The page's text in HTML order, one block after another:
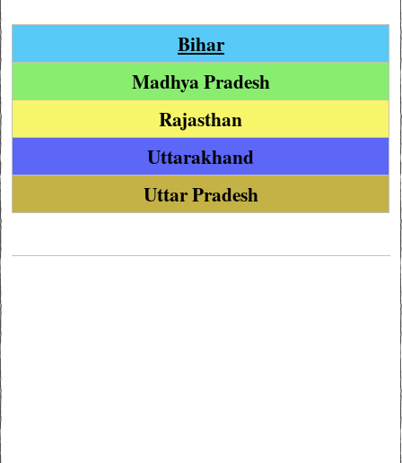
Bihar
Madhya Pradesh
Rajasthan
Uttarakhand
Uttar Pradesh